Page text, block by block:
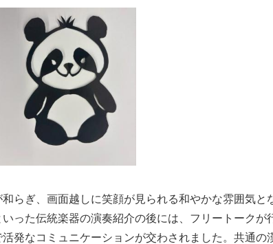
らぎ、画面越しに笑顔が見られる和やかな雰囲気と
った伝統楽器の演奏紹介の後には、フリートークが
発なコミュニケーションが交わされました。共通の